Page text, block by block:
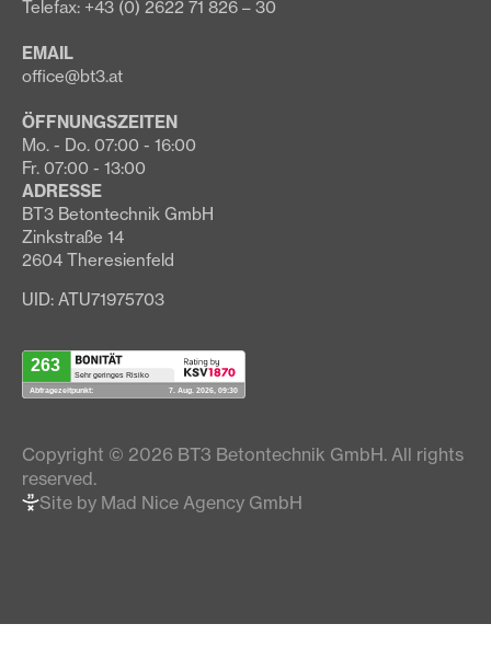
Telefax: +43 (0) 2622 71 826 – 30
EMAIL
office@bt3.at
ÖFFNUNGSZEITEN
Mo. - Do. 07:00 - 16:00
Fr. 07:00 - 13:00
ADRESSE
BT3 Betontechnik GmbH
Zinkstraße 14
2604 Theresienfeld
UID: ATU71975703
Copyright © 2026 BT3 Betontechnik GmbH. All rights
reserved.
Site by Mad Nice Agency GmbH